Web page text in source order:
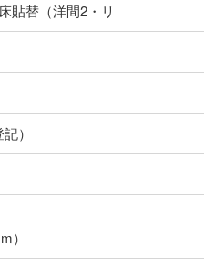
貼替（洋間2・リ
記）
）